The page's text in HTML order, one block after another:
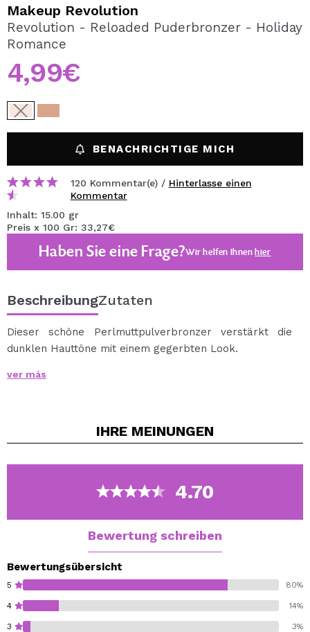
REGISTRIEREN
Durch die Erstellung eines Kontos bei Maquillalia.de
können Sie Ihre Einkäufe schnell tätigen, den Status Ihrer
Bestellungen überprüfen und Ihre bisherigen Vorgänge
einsehen.
Makeup Revolution
Revolution - Reloaded Puderbronzer - Holiday
Romance
4,99€
BENACHRICHTIGE MICH
120 Kommentar(e) / Hinterlasse einen
Kommentar
Inhalt: 15.00 gr
Preis x 100 Gr: 33,27€
Haben Sie eine Frage?Wir helfen Ihnenhier
BeschreibungZutaten
Dieser schöne Perlmuttpulverbronzer verstärkt die
dunklen Hauttöne mit einem gegerbten Look.
Erhältlich in verschiedenen Farbnuancen, um die
/ oder die Nase auftragen und gut mischen, um ein
Cruelty free.
ver más
IHRE MEINUNGEN
4.70
Bewertung schreiben
Bewertungsübersicht
5 80%
4 14%
3 3%